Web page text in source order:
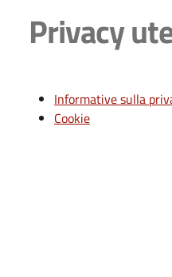
Privacy
Informative sulla
Cookie